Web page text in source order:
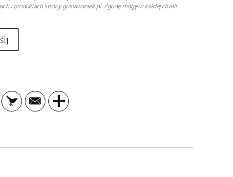
i produktach strony gosiawaniek.pl. Zgodę mogę w każdej chwili